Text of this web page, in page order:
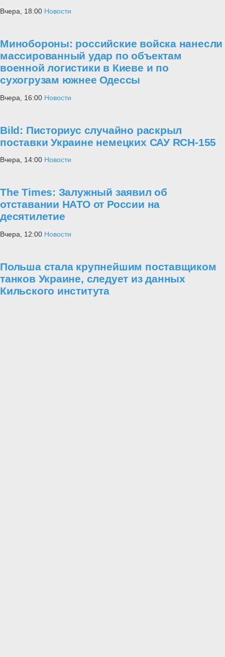
Вчера, 18:00 Новости
Минобороны: российские войска нанесли
массированный удар по объектам
военной логистики в Киеве и по
сухогрузам южнее Одессы
Вчера, 16:00 Новости
Bild: Писториус случайно раскрыл
поставки Украине немецких САУ RCH-155
Вчера, 14:00 Новости
The Times: Залужный заявил об
отставании НАТО от России на
десятилетие
Вчера, 12:00 Новости
Польша стала крупнейшим поставщиком
танков Украине, следует из данных
Кильского института